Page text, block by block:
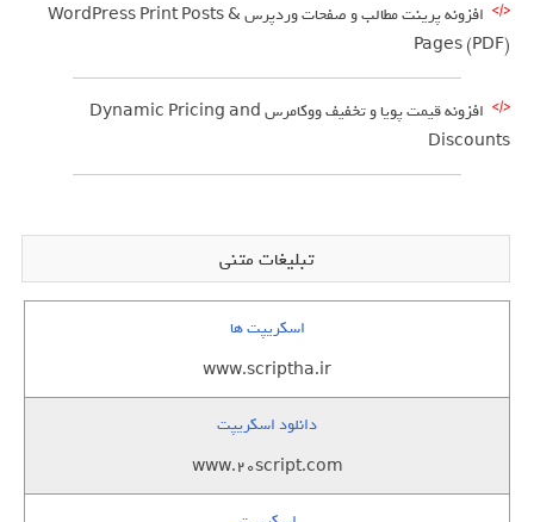
افزونه پرینت مطالب و صفحات وردپرس WordPress Print Posts &
Pages (PDF)
افزونه قیمت پویا و تخفیف ووکامرس Dynamic Pricing and
Discounts
تبلیغات متنی
اسکریپت ها
www.scriptha.ir
دانلود اسکریپت
www.20script.com